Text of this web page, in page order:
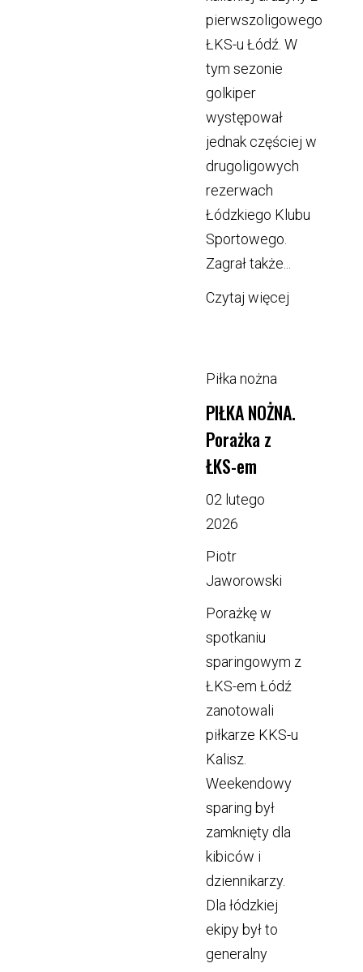
pierwszoligowego
ŁKS-u Łódź. W
tym sezonie
golkiper
występował
jednak częściej w
drugoligowych
rezerwach
Łódzkiego Klubu
Sportowego.
Zagrał także...
Czytaj więcej
Piłka nożna
PIŁKA NOŻNA.
Porażka z
ŁKS-em
02 lutego
2026
Piotr
Jaworowski
Porażkę w
spotkaniu
sparingowym z
ŁKS-em Łódź
zanotowali
piłkarze KKS-u
Kalisz.
Weekendowy
sparing był
zamknięty dla
kibiców i
dziennikarzy.
Dla łódzkiej
ekipy był to
generalny